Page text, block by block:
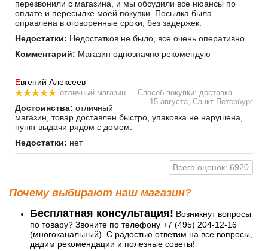
перезвонили с магазина, и мы обсудили все нюансы по
оплате и пересылке моей покупки. Посылка была
оправлена в оговоренные сроки, без задержек.
Недостатки: Недостатков не было, все очень оперативно.
Комментарий: Магазин однозначно рекомендую
Евгений Алексеев
отличный магазин
Способ покупки: доставка
15 августа, Санкт-Петербург
Достоинства: отличный
магазин, товар доставлен быстро, упаковка не нарушена,
пункт выдачи рядом с домом.
Недостатки: нет
Всего оценок: 6920
Почему выбирают наш магазин?
Бесплатная консультация! Возникнут вопросы
по товару? Звоните по телефону +7 (495) 204-12-16
(многоканальный). С радостью ответим на все вопросы,
дадим рекомендации и полезные советы!